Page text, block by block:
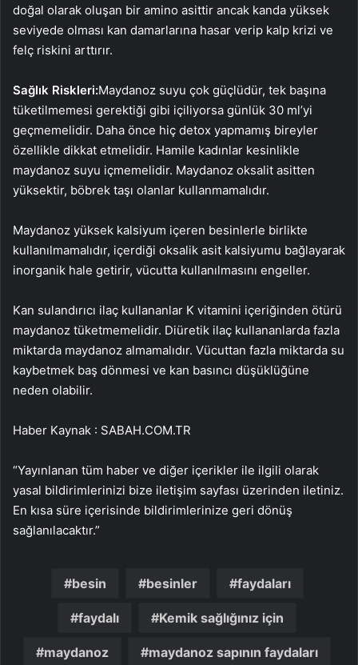
doğal olarak oluşan bir amino asittir ancak kanda yüksek
seviyede olması kan damarlarına hasar verip kalp krizi ve
felç riskini arttırır.
Sağlık Riskleri:Maydanoz suyu çok güçlüdür, tek başına
tüketilmemesi gerektiği gibi içiliyorsa günlük 30 ml’yi
geçmemelidir. Daha önce hiç detox yapmamış bireyler
özellikle dikkat etmelidir. Hamile kadınlar kesinlikle
maydanoz suyu içmemelidir. Maydanoz oksalit asitten
yüksektir, böbrek taşı olanlar kullanmamalıdır.
Maydanoz yüksek kalsiyum içeren besinlerle birlikte
kullanılmamalıdır, içerdiği oksalik asit kalsiyumu bağlayarak
inorganik hale getirir, vücutta kullanılmasını engeller.
Kan sulandırıcı ilaç kullananlar K vitamini içeriğinden ötürü
maydanoz tüketmemelidir. Diüretik ilaç kullananlarda fazla
miktarda maydanoz almamalıdır. Vücuttan fazla miktarda su
kaybetmek baş dönmesi ve kan basıncı düşüklüğüne
neden olabilir.
Haber Kaynak : SABAH.COM.TR
“Yayınlanan tüm haber ve diğer içerikler ile ilgili olarak
yasal bildirimlerinizi bize iletişim sayfası üzerinden iletiniz.
En kısa süre içerisinde bildirimlerinize geri dönüş
sağlanılacaktır.”
besin besinler faydaları
faydalı Kemik sağlığınız için
maydanoz maydanoz sapının faydaları